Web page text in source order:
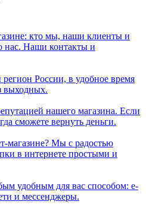
кто мы, наши клиенты и
нас. Наши контакты и
России, в удобное время
выходных.
нашего магазина. Если
сможете вернуть деньги.
магазине? Мы с радостью
в интернете простыми и
удобным для вас способом: e-
и мессенджеры.